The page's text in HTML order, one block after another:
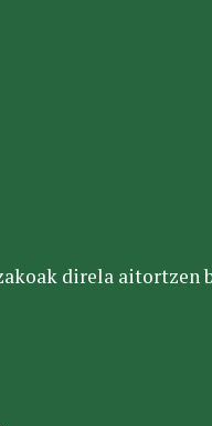
direla aitortzen